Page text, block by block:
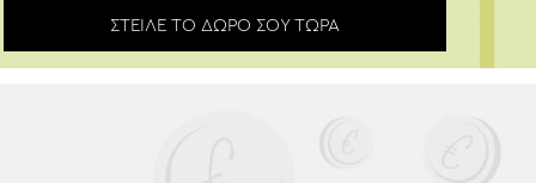
ΣΤΕΊΛΕ ΤΟ ΔΏΡΟ ΣΟΥ ΤΏΡΑ